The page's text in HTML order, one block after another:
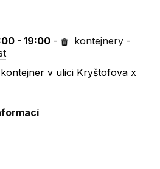
- 19:00 - kontejnery -
v ulici Kryštofova x